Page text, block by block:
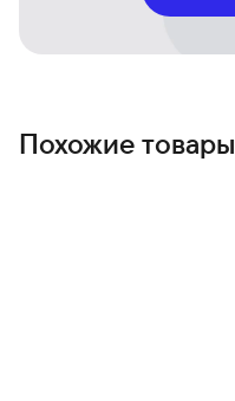
Похожие товары